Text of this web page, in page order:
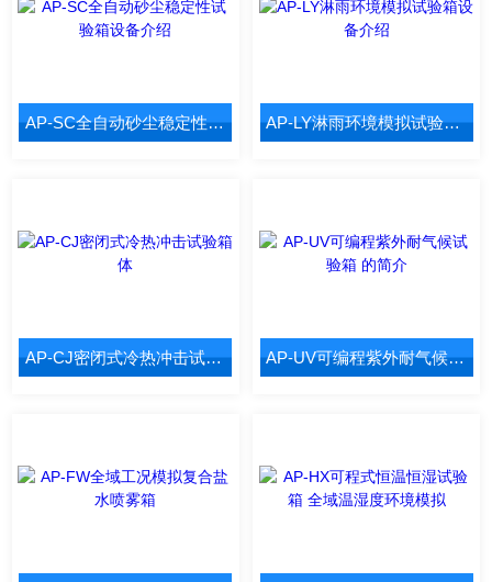
AP-SC全自动砂尘稳定性试验箱设备介绍 AP-LY淋雨环境模拟试验箱设备介绍
AP-CJ密闭式冷热冲击试验箱体 AP-UV可编程紫外耐气候试验箱 的简介